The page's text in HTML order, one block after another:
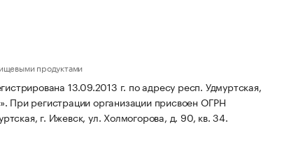
продуктами
13.09.2013 г. по адресу респ. Удмуртская,
При регистрации организации присвоен ОГРН
г. Ижевск, ул. Холмогорова, д. 90, кв. 34.